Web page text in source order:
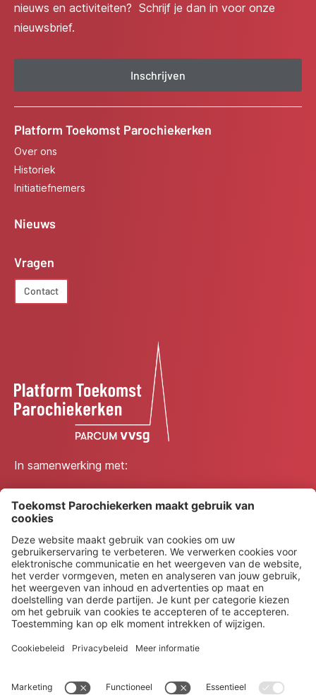
nieuws en activiteiten? Schrijf je dan in voor onze
nieuwsbrief.
Inschrijven
In samenwerking met:
Platform Toekomst Parochiekerken
Over ons
Historiek
Initiatiefnemers
Nieuws
Vragen
Contact
© 2026 Platform Toekomst Parochiekerken
Toegankelijkheidsverklaring